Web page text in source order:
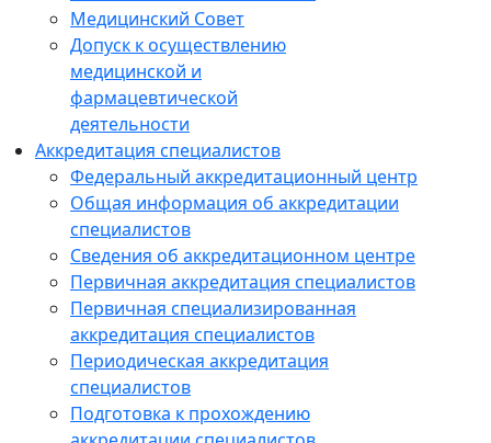
Медицинский Совет
Допуск к осуществлению
медицинской и
фармацевтической
деятельности
Аккредитация специалистов
Федеральный аккредитационный центр
Общая информация об аккредитации
специалистов
Сведения об аккредитационном центре
Первичная аккредитация специалистов
Первичная специализированная
аккредитация специалистов
Периодическая аккредитация
специалистов
Подготовка к прохождению